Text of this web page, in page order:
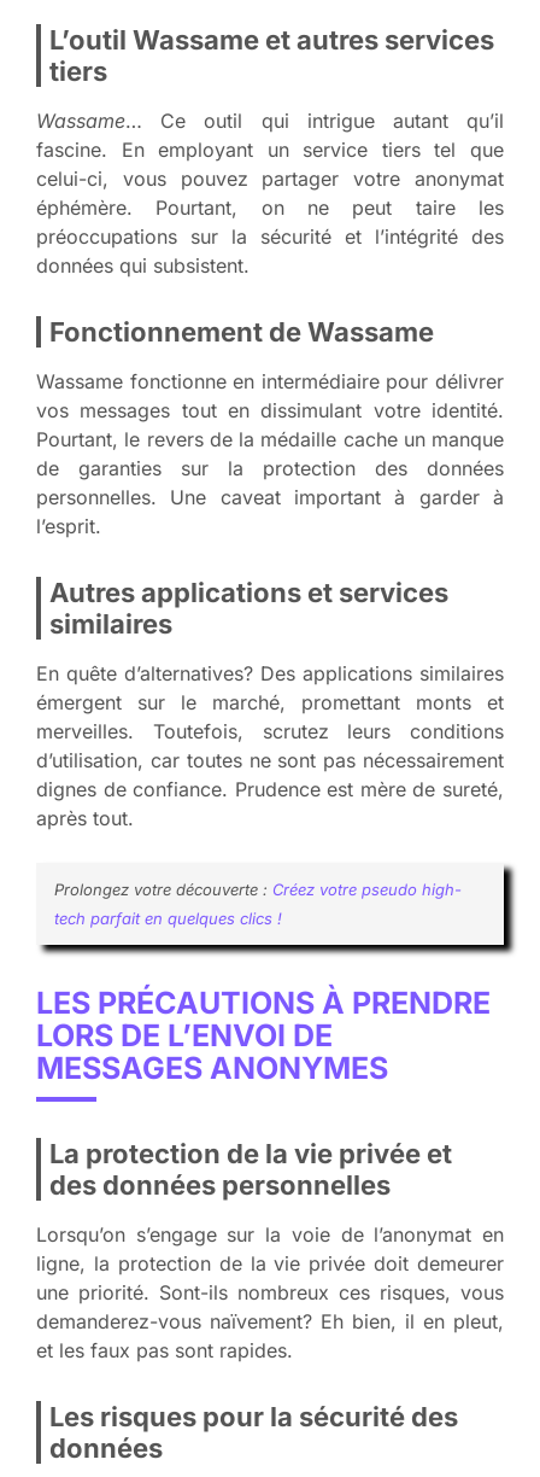
L’outil Wassame et autres services
tiers
Wassame… Ce outil qui intrigue autant qu’il
fascine. En employant un service tiers tel que
celui-ci, vous pouvez partager votre anonymat
éphémère. Pourtant, on ne peut taire les
préoccupations sur la sécurité et l’intégrité des
données qui subsistent.
Fonctionnement de Wassame
Wassame fonctionne en intermédiaire pour délivrer
vos messages tout en dissimulant votre identité.
Pourtant, le revers de la médaille cache un manque
de garanties sur la protection des données
personnelles. Une caveat important à garder à
l’esprit.
Autres applications et services
similaires
En quête d’alternatives? Des applications similaires
émergent sur le marché, promettant monts et
merveilles. Toutefois, scrutez leurs conditions
d’utilisation, car toutes ne sont pas nécessairement
dignes de confiance. Prudence est mère de sureté,
après tout.
Prolongez votre découverte : Créez votre pseudo high-
tech parfait en quelques clics !
LES PRÉCAUTIONS À PRENDRE
LORS DE L’ENVOI DE
MESSAGES ANONYMES
La protection de la vie privée et
des données personnelles
Lorsqu’on s’engage sur la voie de l’anonymat en
ligne, la protection de la vie privée doit demeurer
une priorité. Sont-ils nombreux ces risques, vous
demanderez-vous naïvement? Eh bien, il en pleut,
et les faux pas sont rapides.
Les risques pour la sécurité des
données